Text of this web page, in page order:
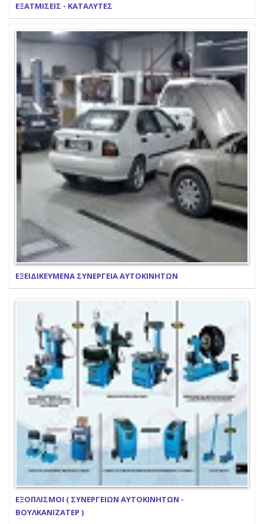
ΕΞΑΤΜΙΣΕΙΣ - ΚΑΤΑΛΥΤΕΣ
ΕΞΕΙΔΙΚΕΥΜΕΝΑ ΣΥΝΕΡΓΕΙΑ ΑΥΤΟΚΙΝΗΤΩΝ
ΕΞΟΠΛΙΣΜΟΙ ( ΣΥΝΕΡΓΕΙΩΝ ΑΥΤΟΚΙΝΗΤΩΝ -
ΒΟΥΛΚΑΝΙΖΑΤΕΡ )